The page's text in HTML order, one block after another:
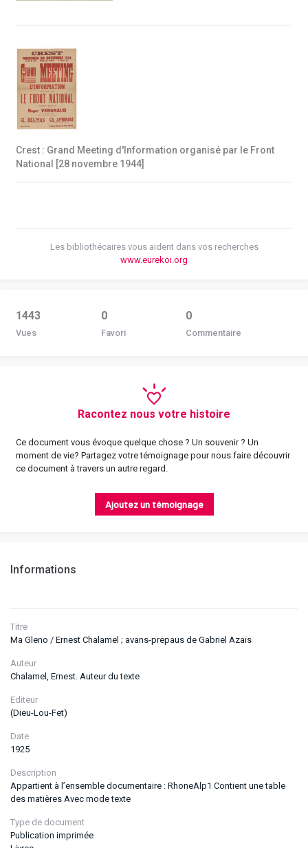
Informations
Titre
Ma Gleno / Ernest Chalamel ; avans-prepaus de Gabriel Azaïs
Auteur
Chalamel, Ernest. Auteur du texte
Editeur
(Dieu-Lou-Fet)
Date
1925
Description
Appartient à l’ensemble documentaire : RhoneAlp1 Contient une table
des matières Avec mode texte
Type de document
Publication imprimée
Crest : Grand Meeting d'Information organisé par le Front
National [28 novembre 1944]
Les bibliothécaires vous aident dans vos recherches
www.eurekoi.org
1443
Vues
0
Favori
0
Commentaire
Racontez nous votre histoire
Ce document vous évoque quelque chose ? Un souvenir ? Un
moment de vie? Partagez votre témoignage pour nous faire découvrir
ce document à travers un autre regard.
Ajoutez un témoignage